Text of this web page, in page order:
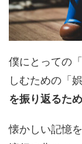
僕にとっての
しむための「
を振り返るた
懐かしい記憶